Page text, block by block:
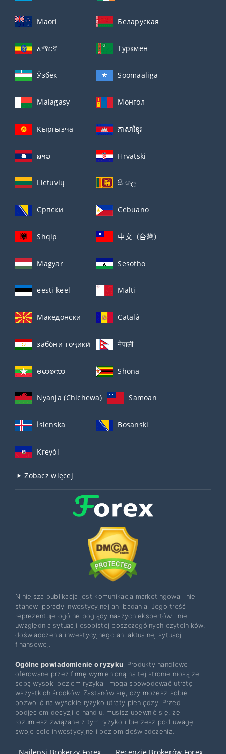
Maori Беларуская
አማርኛ Туркмен
Ўзбек Soomaaliga
Malagasy Монгол
Кыргызча ភាសាខ្មែរ
ລາວ Hrvatski
Lietuvių සිංහල
Српски Cebuano
Shqip 中文（台灣）
Magyar Sesotho
eesti keel Malti
Македонски Català
забо́ни тоҷикӣ́ नेपाली
ဗမာစကာ Shona
Nyanja (Chichewa) Samoan
Íslenska Bosanski
Kreyòl
Zobacz więcej
Niniejsza publikacja jest komunikacją marketingową i nie
stanowi porady inwestycyjnej ani badania. Jego treść
reprezentuje ogólne poglądy naszych ekspertów i nie
uwzględnia sytuacji osobistej poszczególnych czytelników,
doświadczenia inwestycyjnego ani aktualnej sytuacji
finansowej.
Ogólne powiadomienie o ryzyku: Produkty handlowe
oferowane przez firmę wymienioną na tej stronie niosą ze
sobą wysoki poziom ryzyka i mogą spowodować utratę
wszystkich środków. Zastanów się, czy możesz sobie
pozwolić na wysokie ryzyko utraty pieniędzy. Przed
podjęciem decyzji o handlu, musisz upewnić się, że
rozumiesz związane z tym ryzyko i bierzesz pod uwagę
swoje cele inwestycyjne i poziom doświadczenia.